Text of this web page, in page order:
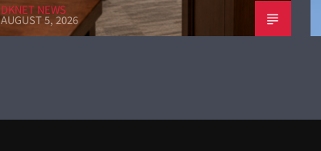
DKNET NEWS
AUGUST 5, 2026